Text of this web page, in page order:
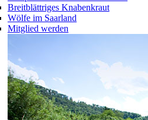
Breitblättriges Knabenkraut
Wölfe im Saarland
Mitglied werden